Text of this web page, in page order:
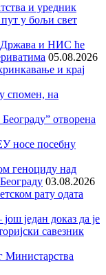
и уредник
у бољи свет
Држава и НИС ће
05.08.2026
и крај
спомен, на
отворена
носе посебну
геноциду над
03.08.2026
рату одата
један доказ да је
савезник
Министарства